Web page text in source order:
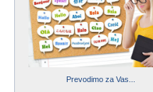
Prevodimo za Vas...